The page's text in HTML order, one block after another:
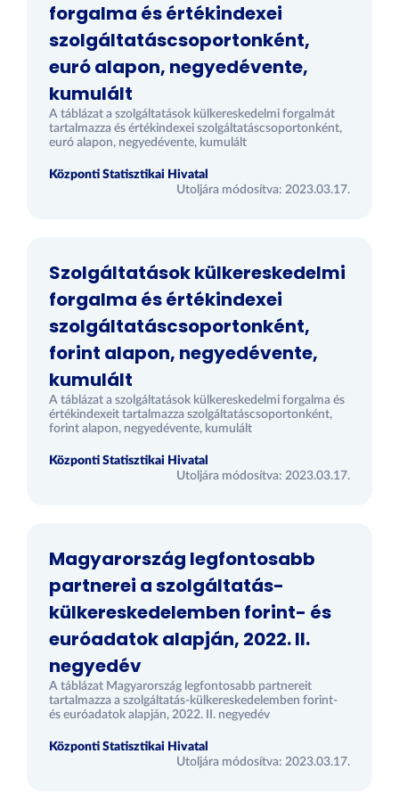
forgalma és értékindexei
szolgáltatáscsoportonként,
euró alapon, negyedévente,
kumulált
A táblázat a szolgáltatások külkereskedelmi forgalmát
tartalmazza és értékindexei szolgáltatáscsoportonként,
euró alapon, negyedévente, kumulált
Központi Statisztikai Hivatal
Utoljára módosítva: 2023.03.17.
Szolgáltatások külkereskedelmi
forgalma és értékindexei
szolgáltatáscsoportonként,
forint alapon, negyedévente,
kumulált
A táblázat a szolgáltatások külkereskedelmi forgalma és
értékindexeit tartalmazza szolgáltatáscsoportonként,
forint alapon, negyedévente, kumulált
Központi Statisztikai Hivatal
Utoljára módosítva: 2023.03.17.
Magyarország legfontosabb
partnerei a szolgáltatás-
külkereskedelemben forint- és
euróadatok alapján, 2022. II.
negyedév
A táblázat Magyarország legfontosabb partnereit
tartalmazza a szolgáltatás-külkereskedelemben forint-
és euróadatok alapján, 2022. II. negyedév
Központi Statisztikai Hivatal
Utoljára módosítva: 2023.03.17.